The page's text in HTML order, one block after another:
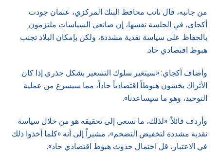
من جانبه، قال نائب محافظ البنك المركزي، عثمان جودت
أكجاي، في الجلسة نفسها، إن صانعي السياسات ملتزمون
بالحفاظ على سياسة نقدية مشددة، ولكن بإمكان البلاد تجنب
هبوط اقتصادي حاد.
وأضاف أكجاي: «سيتغير سلوك التسعير بشكل جذري إذا كان
الأتراك يخشون هبوطاً اقتصادياً حاداً، مما سيسرع من عملية
التوحيد، وهو ما سيساعدنا».
وأردف قائلاً: «لذلك، ما نسعى إلى تحقيقه هو من خلال سياسة
نقدية مشددة لتخفيض التضخم»، مشيراً إلى أنه «كلما أخذوا ذلك
في الاعتبار، قل احتمال حدوث هبوط اقتصادي حاد».